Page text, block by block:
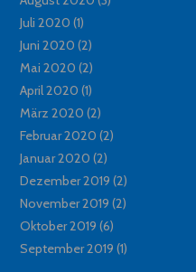
Juli 2020 (1)
Juni 2020 (2)
Mai 2020 (2)
April 2020 (1)
März 2020 (2)
Februar 2020 (2)
Januar 2020 (2)
Dezember 2019 (2)
November 2019 (2)
Oktober 2019 (6)
September 2019 (1)